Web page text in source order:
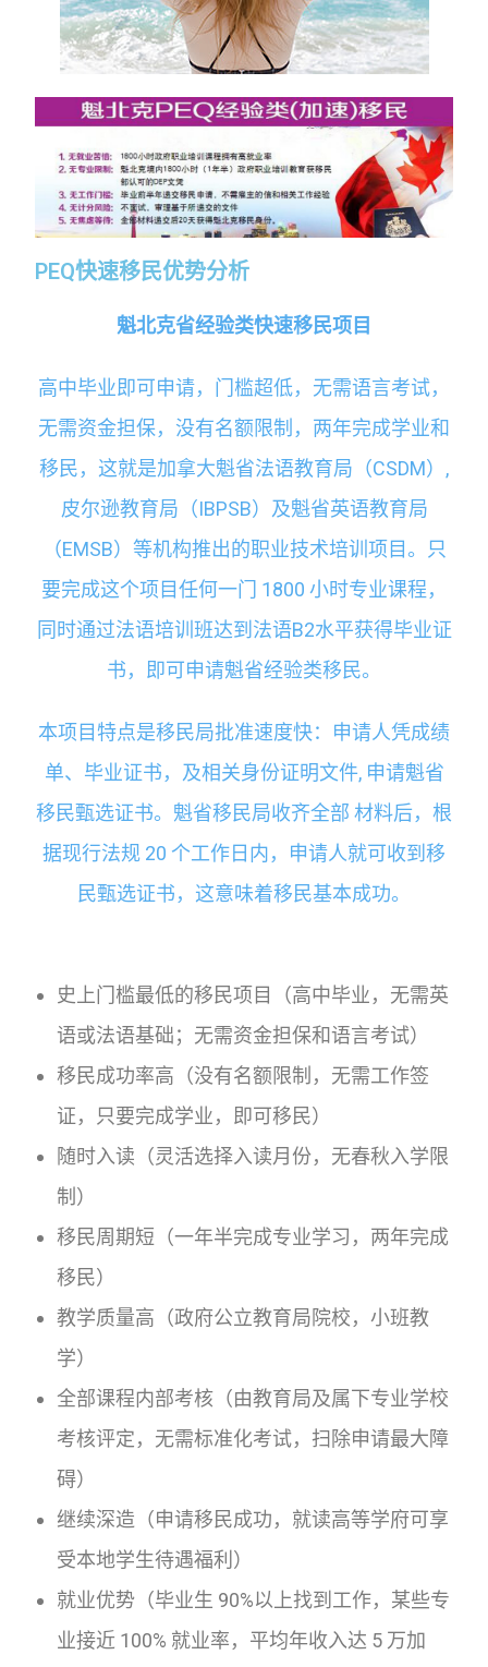
PEQ快速移民优势分析
魁北克省经验类快速移民项目
高中毕业即可申请，门槛超低，无需语言考试，
无需资金担保，没有名额限制，两年完成学业和
移民，这就是加拿大魁省法语教育局（CSDM）,
皮尔逊教育局（IBPSB）及魁省英语教育局
（EMSB）等机构推出的职业技术培训项目。只
要完成这个项目任何一门 1800 小时专业课程，
同时通过法语培训班达到法语B2水平获得毕业证
书，即可申请魁省经验类移民。
本项目特点是移民局批准速度快：申请人凭成绩
单、毕业证书，及相关身份证明文件, 申请魁省
移民甄选证书。魁省移民局收齐全部 材料后，根
据现行法规 20 个工作日内，申请人就可收到移
民甄选证书，这意味着移民基本成功。
史上门槛最低的移民项目（高中毕业，无需英
语或法语基础；无需资金担保和语言考试）
移民成功率高（没有名额限制，无需工作签
证，只要完成学业，即可移民）
随时入读（灵活选择入读月份，无春秋入学限
制）
移民周期短（一年半完成专业学习，两年完成
移民）
教学质量高（政府公立教育局院校，小班教
学）
全部课程内部考核（由教育局及属下专业学校
考核评定，无需标准化考试，扫除申请最大障
碍）
继续深造（申请移民成功，就读高等学府可享
受本地学生待遇福利）
就业优势（毕业生 90%以上找到工作，某些专
业接近 100% 就业率，平均年收入达 5 万加